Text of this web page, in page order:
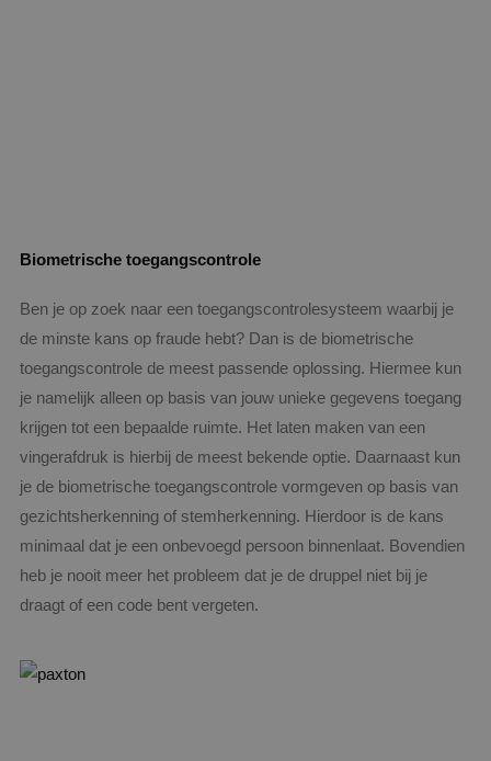
Biometrische toegangscontrole
Ben je op zoek naar een toegangscontrolesysteem waarbij je
de minste kans op fraude hebt? Dan is de biometrische
toegangscontrole de meest passende oplossing. Hiermee kun
je namelijk alleen op basis van jouw unieke gegevens toegang
krijgen tot een bepaalde ruimte. Het laten maken van een
vingerafdruk is hierbij de meest bekende optie. Daarnaast kun
je de biometrische toegangscontrole vormgeven op basis van
gezichtsherkenning of stemherkenning. Hierdoor is de kans
minimaal dat je een onbevoegd persoon binnenlaat. Bovendien
heb je nooit meer het probleem dat je de druppel niet bij je
draagt of een code bent vergeten.